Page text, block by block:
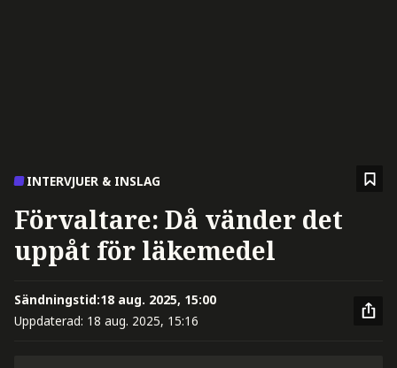
INTERVJUER & INSLAG
Förvaltare: Då vänder det
uppåt för läkemedel
Sändningstid:18 aug. 2025, 15:00
Uppdaterad: 18 aug. 2025, 15:16